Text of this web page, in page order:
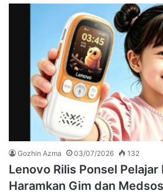
Gozhin Azma 03/07/2026 132
Lenovo Rilis Ponsel Pelajar
Haramkan Gim dan Medsos